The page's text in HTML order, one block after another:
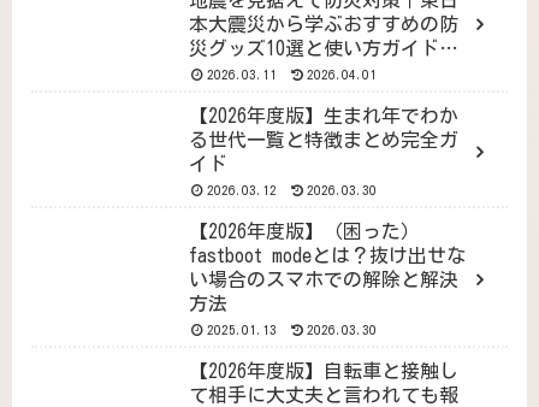
本大震災から学ぶおすすめの防
災グッズ10選と使い方ガイド
（備えあれば憂いなし）
2026.03.11 2026.04.01
【2026年度版】生まれ年でわか
る世代一覧と特徴まとめ完全ガ
イド
2026.03.12 2026.03.30
【2026年度版】（困った）
fastboot modeとは？抜け出せな
い場合のスマホでの解除と解決
方法
2025.01.13 2026.03.30
【2026年度版】自転車と接触し
て相手に大丈夫と言われても報